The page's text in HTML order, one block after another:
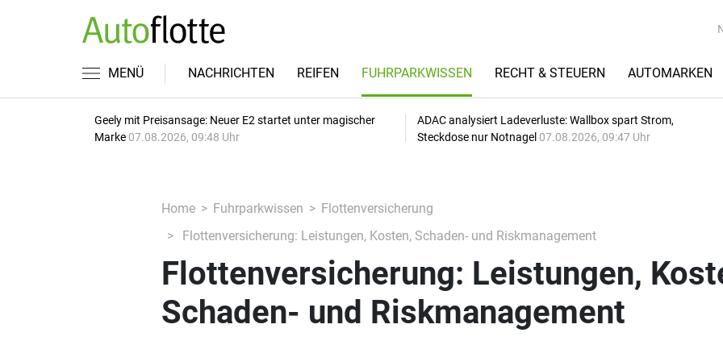
MENÜ NACHRICHTEN REIFEN FUHRPARKWISSEN RECHT & STEUERN AUTOMARKEN
Geely mit Preisansage: Neuer E2 startet unter magischer
Marke 07.08.2026, 09:48 Uhr
ADAC analysiert Ladeverluste: Wallbox spart Strom,
Steckdose nur Notnagel 07.08.2026, 09:47 Uhr
Home Fuhrparkwissen
Flottenversicherung
Flottenversicherung: Leistungen, Kosten, Schaden- und Riskmanagement
Flottenversicherung: Leistungen,
Schaden- und Riskmanagement